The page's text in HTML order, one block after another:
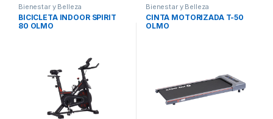
Bienestar y Belleza
BICICLETA INDOOR SPIRIT
80 OLMO
Bienestar y Belleza
CINTA MOTORIZADA T-50
OLMO